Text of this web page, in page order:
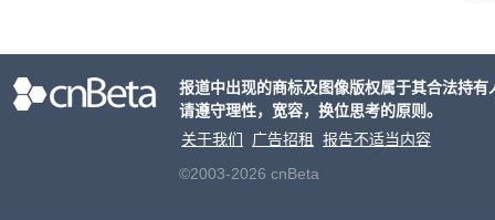
报道中出现的商标及图像版权属于其合法持
请遵守理性，宽容，换位思考的原则。
关于我们
广告招租
报告不适当内容
©2003-2026 cnBeta